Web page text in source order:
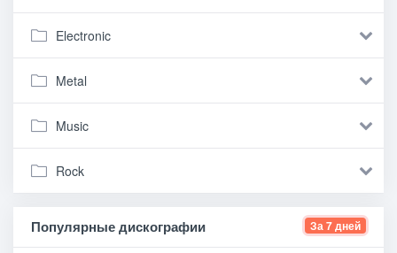
Electronic
Metal
Music
Rock
Популярные дискографии За 7 дней